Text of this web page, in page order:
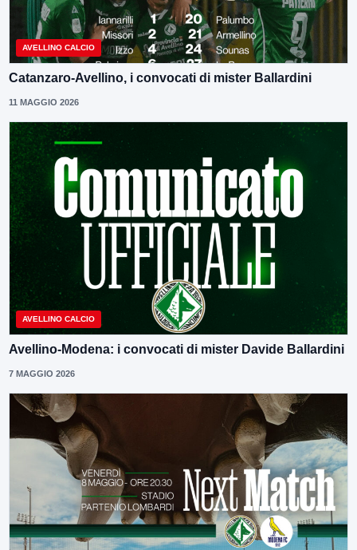
AVELLINO CALCIO
Catanzaro-Avellino, i convocati di mister Ballardini
11 MAGGIO 2026
AVELLINO CALCIO
Avellino-Modena: i convocati di mister Davide Ballardini
7 MAGGIO 2026